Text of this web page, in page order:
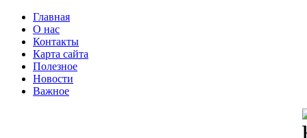
Главная
О нас
Контакты
Карта сайта
Полезное
Новости
Важное